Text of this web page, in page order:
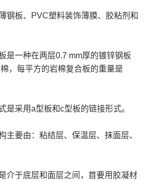
钢板、PVC塑料装饰薄膜、胶粘剂和
是一种在两层0.7 mm厚的镀锌钢板
，每平方的岩棉复合板的重量是
是采用a型板和c型板的链接形式。
主要由：粘结层、保温层、抹面层、
介于底层和面层之间，首要用胶凝材